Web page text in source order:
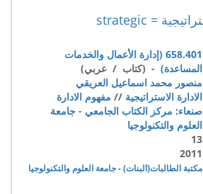
الادارة الاستراتيجية = strategic
658.401 (إدارة الأعمال والخدمات
المساعدة) - (كتاب / عربي)
منصور محمد اسماعيل العريقي
الادارة الاستراتيجية // مفهوم الادارة
صنعاء: مركز الكتاب الجامعي - جامعة
العلوم والتكنولوجيا
13
2011
مكتبة الطالبات(البنات) - جامعة العلوم والتكنولوجيا